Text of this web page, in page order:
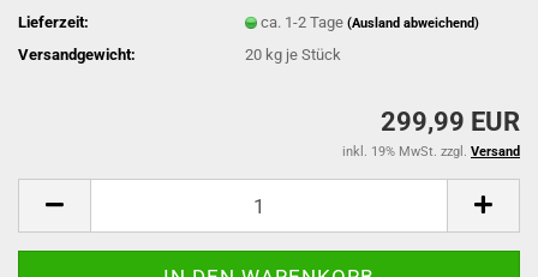
Lieferzeit:
ca. 1-2 Tage(Ausland abweichend)
Versandgewicht: 20 kg je Stück
299,99 EUR
inkl. 19% MwSt. zzgl. Versand